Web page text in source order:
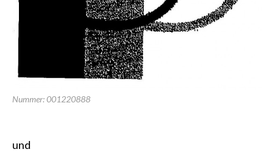
Nummer: 001220888
und